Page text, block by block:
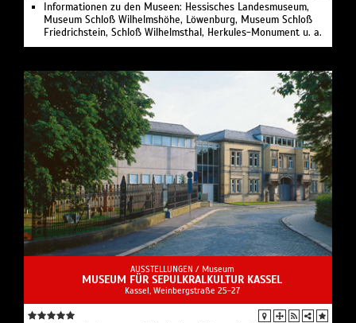
Informationen zu den Museen: Hessisches Landesmuseum,
Museum Schloß Wilhelmshöhe, Löwenburg, Museum Schloß
Friedrichstein, Schloß Wilhelmsthal, Herkules-Monument u. a.
AUSSTELLUNGEN / Museum
MUSEUM FÜR SEPULKRALKULTUR KASSEL
Kassel, Weinbergstraße 25-27